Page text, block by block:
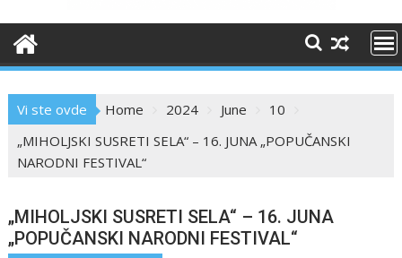
Vi ste ovde Home 2024 June
10
„MIHOLJSKI SUSRETI SELA“ – 16. JUNA „POPUČANSKI
NARODNI FESTIVAL“
„MIHOLJSKI SUSRETI SELA“ – 16. JUNA
„POPUČANSKI NARODNI FESTIVAL“